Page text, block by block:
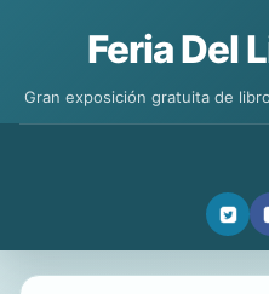
Feria Del
Gran exposición gratuita de